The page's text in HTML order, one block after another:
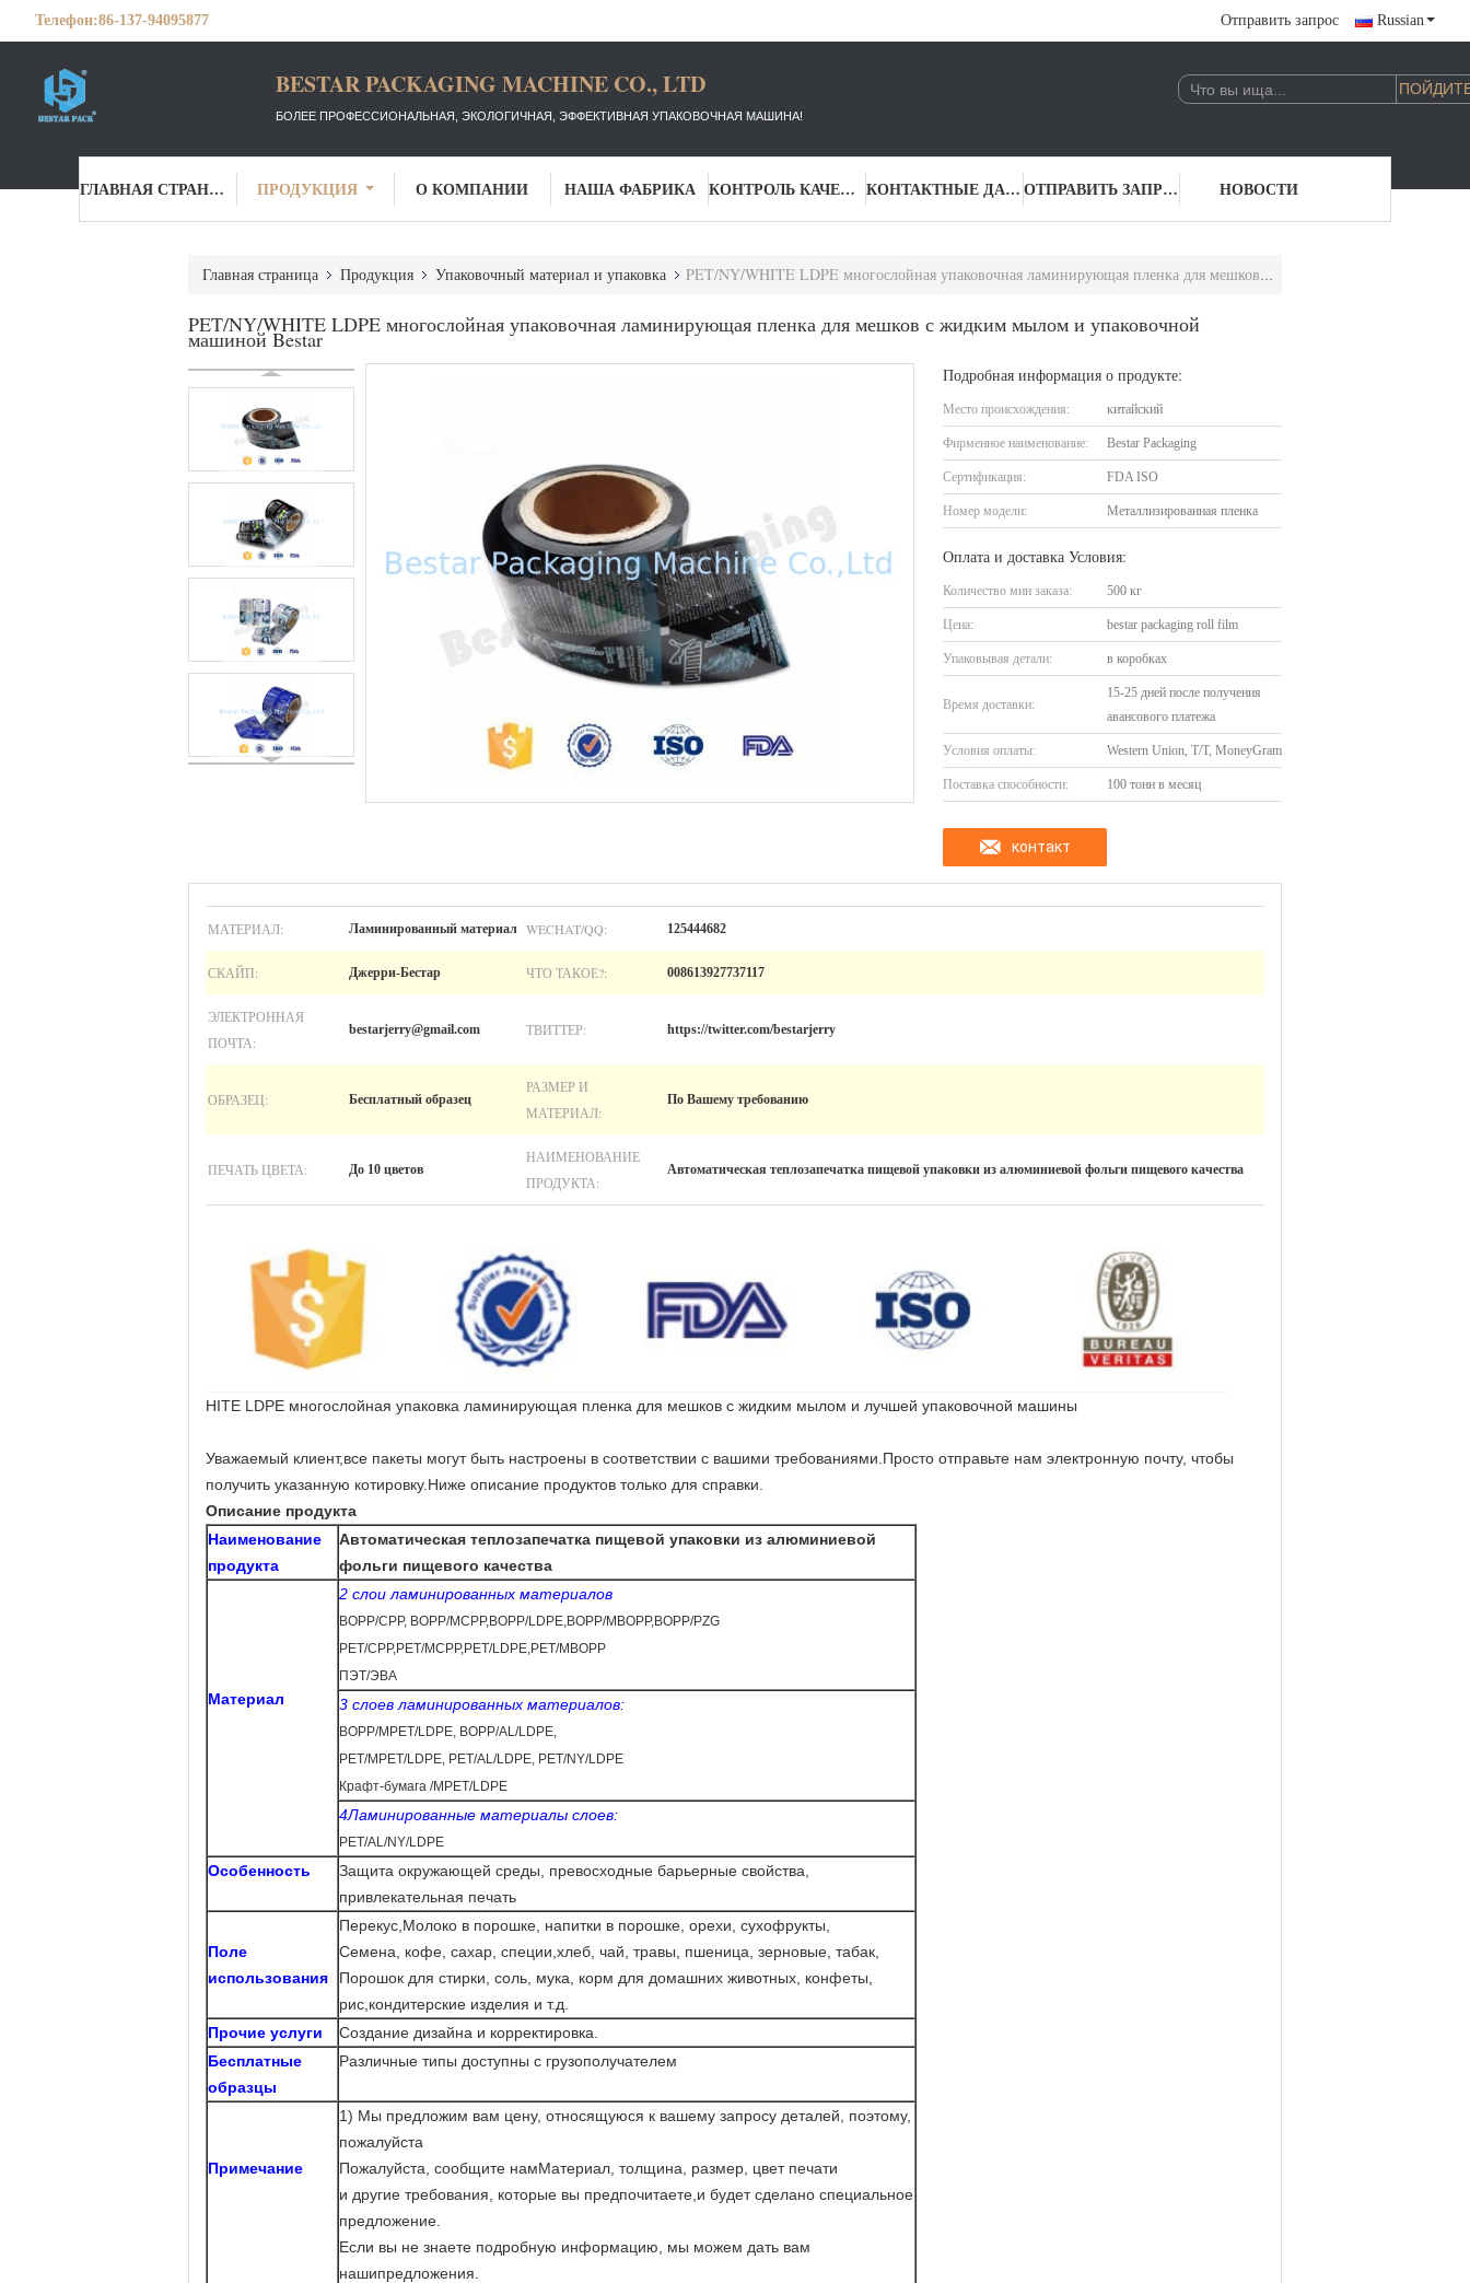
Телефон:86-137-94095877 Отправить запрос Russian
BESTAR PACKAGING MACHINE CO., LTD
БОЛЕЕ ПРОФЕССИОНАЛЬНАЯ, ЭКОЛОГИЧНАЯ, ЭФФЕКТИВНАЯ УПАКОВОЧНАЯ МАШИНА!
ГЛАВНАЯ СТРАНИЦА ПРОДУКЦИЯ О КОМПАНИИ НАША ФАБРИКА КОНТРОЛЬ КАЧЕСТВА КОНТАКТНЫЕ ДАННЫЕ ОТПРАВИТЬ ЗАПРОС НОВОСТИ
Главная страница Продукция Упаковочный материал и упаковка PET/NY/WHITE LDPE многослойная упаковочная ламинирующая пленка для мешков с жидким мылом и упаковочной машиной Bestar
PET/NY/WHITE LDPE многослойная упаковочная ламинирующая пленка для мешков с жидким мылом и упаковочной
машиной Bestar
Подробная информация о продукте:
Место происхождения: китайский
Фирменное наименование: Bestar Packaging
Сертификация: FDA ISO
Номер модели: Металлизированная пленка
Оплата и доставка Условия:
Количество мин заказа: 500 кг
Цена: bestar packaging roll film
Упаковывая детали: в коробках
Время доставки:
15-25 дней после получения
авансового платежа
Условия оплаты: Western Union, T/T, MoneyGram
Поставка способности: 100 тонн в месяц
контакт
МАТЕРИАЛ: Ламинированный материал WECHAT/QQ: 125444682
СКАЙП: Джерри-Бестар ЧТО ТАКОЕ?: 008613927737117
ЭЛЕКТРОННАЯ
ПОЧТА:
bestarjerry@gmail.com ТВИТТЕР: https://twitter.com/bestarjerry
ОБРАЗЕЦ: Бесплатный образец
РАЗМЕР И
МАТЕРИАЛ:
По Вашему требованию
ПЕЧАТЬ ЦВЕТА: До 10 цветов
НАИМЕНОВАНИЕ
ПРОДУКТА:
Автоматическая теплозапечатка пищевой упаковки из алюминиевой фольги пищевого качества
HITE LDPE многослойная упаковка ламинирующая пленка для мешков с жидким мылом и лучшей упаковочной машины
Уважаемый клиент,все пакеты могут быть настроены в соответствии с вашими требованиями.Просто отправьте нам электронную почту, чтобы
получить указанную котировку.Ниже описание продуктов только для справки.
Описание продукта
Наименование
продукта
Автоматическая теплозапечатка пищевой упаковки из алюминиевой
фольги пищевого качества
Материал
2 слои ламинированных материалов
BOPP/CPP, BOPP/MCPP,BOPP/LDPE,BOPP/MBOPP,BOPP/PZG
PET/CPP,PET/MCPP,PET/LDPE,PET/MBOPP
ПЭТ/ЭВА
3 слоев ламинированных материалов:
BOPP/MPET/LDPE, BOPP/AL/LDPE,
PET/MPET/LDPE, PET/AL/LDPE, PET/NY/LDPE
Крафт-бумага /MPET/LDPE
4Ламинированные материалы слоев:
PET/AL/NY/LDPE
Особенность
Защита окружающей среды, превосходные барьерные свойства,
привлекательная печать
Поле
использования
Перекус Молоко в порошке, напитки в порошке, орехи, сухофрукты,
Семена, кофе, сахар, специи, хлеб, чай, травы, пшеница, зерновые, табак,
Порошок для стирки, соль, мука, корм для домашних животных, конфеты,
рис, кондитерские изделия и т.д.
Прочие услуги
Создание дизайна и корректировка.
Бесплатные
образцы
Различные типы доступны с грузополучателем
Примечание
1) Мы предложим вам цену, относящуюся к вашему запросу деталей, поэтому,
пожалуйста
Пожалуйста, сообщите намМатериал, толщина, размер, цвет печати
и другие требования, которые вы предпочитаете, и будет сделано специальное
предложение.
Если вы не знаете подробную информацию, мы можем дать вам
нашипредложения.